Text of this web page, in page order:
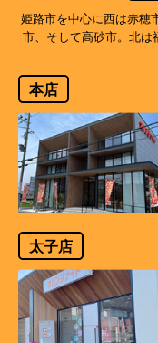
姫路市を中心に西は赤穂
市、そして高砂市。北は
本店
太子店